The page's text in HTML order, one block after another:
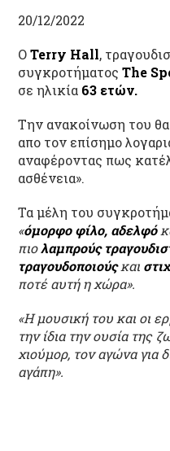
20/12/2022
OTerry Hall,
συγκροτήματοςThe
σε ηλικία 63 ετών.
Την ανακοίνωση του
απο τον επίσημο
αναφέροντας πως
ασθένεια».
Τα μέλη του
«όμορφο φίλο, αδελφό
πιολαμπρούς
τραγουδοποιούςκαι
ποτέ αυτή η χώρα».
«Η μουσική του και οι
την ίδια την ουσία της
χιούμορ, τον αγώνα για
αγάπη».